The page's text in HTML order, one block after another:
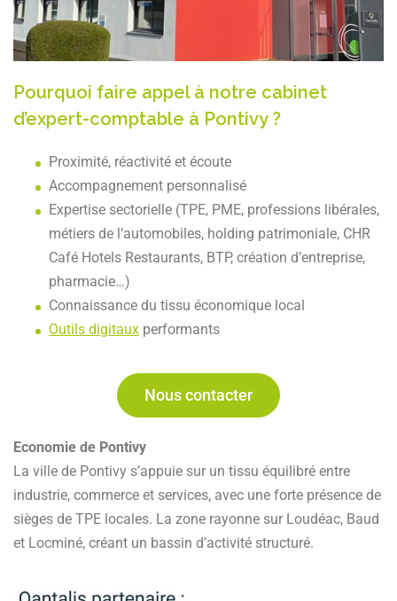
Pourquoi faire appel à notre cabinet
d’expert-comptable à Pontivy ?
Proximité, réactivité et écoute
Accompagnement personnalisé
Expertise sectorielle (TPE, PME, professions libérales,
métiers de l’automobiles, holding patrimoniale, CHR
Café Hotels Restaurants, BTP, création d’entreprise,
pharmacie…)
Connaissance du tissu économique local
Outils digitaux performants
Nous contacter
Economie de Pontivy
La ville de Pontivy s’appuie sur un tissu équilibré entre
industrie, commerce et services, avec une forte présence de
sièges de TPE locales. La zone rayonne sur Loudéac, Baud
et Locminé, créant un bassin d’activité structuré.